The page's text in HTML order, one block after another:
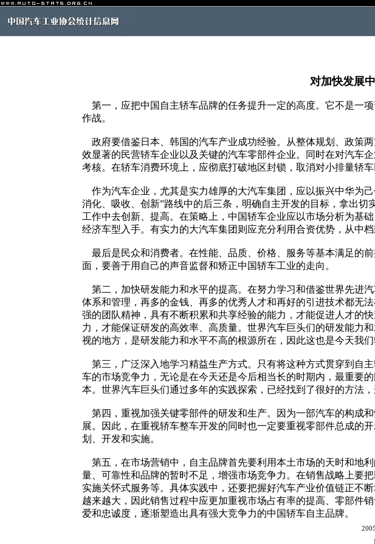
对加快发展
第一，应把中国自主轿车品牌的任务提升一定的高度。它不是一
作战。
政府要借鉴日本、韩国的汽车产业成功经验。从整体规划、政策
效显著的民营轿车企业以及关键的汽车零部件企业。同时在对汽车
考核。在轿车消费环境上，应彻底打破地区封锁，取消对小排量轿
作为汽车企业，尤其是实力雄厚的大汽车集团，应以振兴中华为
消化、吸收、创新”路线中的后三条，明确自主开发的目标，拿出
工作中去创新、提高。在策略上，中国轿车企业应以市场分析为基
经济车型入手。有实力的大汽车集团则应充分利用合资优势，从中
最后是民众和消费者。在性能、品质、价格、服务等基本满足的
面，要善于用自己的声音监督和矫正中国轿车工业的走向。
第二，加快研发能力和水平的提高。在努力学习和借鉴世界先进
体系和管理，再多的金钱、再多的优秀人才和再好的引进技术都无
强的团队精神，具有不断积累和共享经验的能力，才能促进人才的
力，才能保证研发的高效率、高质量。世界汽车巨头们的研发能力
视的地方，是研发能力和水平不高的根源所在，因此这也是今天我
第三，广泛深入地学习精益生产方式。只有将这种方式贯穿到自
车的市场竞争力，无论是在今天还是今后相当长的时期内，最重要
本。世界汽车巨头们通过多年的实践探索，已经找到了很好的方法，
第四，重视加强关键零部件的研发和生产。因为一部汽车的构成
展。因此，在重视轿车整车开发的同时也一定要重视零部件总成的
划、开发和实施。
第五，在市场营销中，自主品牌首先要利用本土市场的天时和地
量、可靠性和品牌的暂时不足，增强市场竞争力。在销售战略上要
实施关怀式服务等。具体实践中，还要把握好汽车产业价值链正不
越来越大，因此销售过程中应更加重视市场占有率的提高、零部件
爱和忠诚度，逐渐塑造出具有强大竞争力的中国轿车自主品牌。